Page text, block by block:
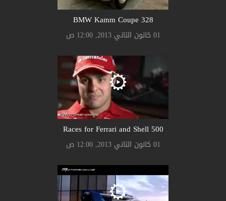
328 BMW Kamm Coupe
01 كانون الثاني 2013, 12:00 ص
500 Races for Ferrari and Shell
01 كانون الثاني 2013, 12:00 ص